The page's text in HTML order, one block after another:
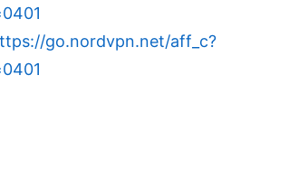
go.nordvpn.net/aff_c?